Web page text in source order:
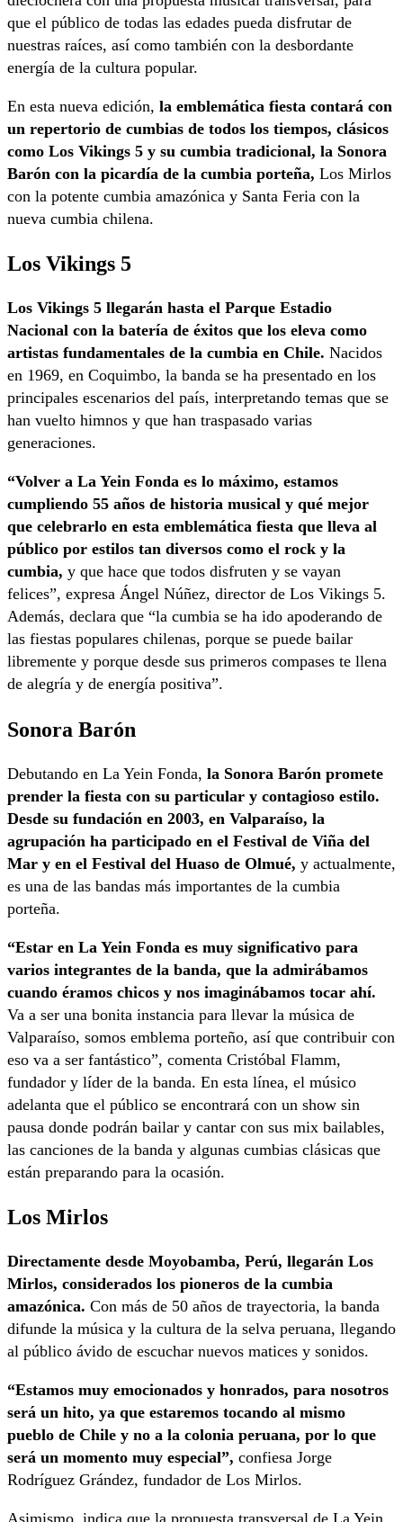
que el público de todas las edades pueda disfrutar de
nuestras raíces, así como también con la desbordante
energía de la cultura popular.
En esta nueva edición, la emblemática fiesta contará con
un repertorio de cumbias de todos los tiempos, clásicos
como Los Vikings 5 y su cumbia tradicional, la Sonora
Barón con la picardía de la cumbia porteña, Los Mirlos
con la potente cumbia amazónica y Santa Feria con la
nueva cumbia chilena.
Los Vikings 5
Los Vikings 5 llegarán hasta el Parque Estadio
Nacional con la batería de éxitos que los eleva como
artistas fundamentales de la cumbia en Chile. Nacidos
en 1969, en Coquimbo, la banda se ha presentado en los
principales escenarios del país, interpretando temas que se
han vuelto himnos y que han traspasado varias
generaciones.
“Volver a La Yein Fonda es lo máximo, estamos
cumpliendo 55 años de historia musical y qué mejor
que celebrarlo en esta emblemática fiesta que lleva al
público por estilos tan diversos como el rock y la
cumbia, y que hace que todos disfruten y se vayan
felices”, expresa Ángel Núñez, director de Los Vikings 5.
Además, declara que “la cumbia se ha ido apoderando de
las fiestas populares chilenas, porque se puede bailar
libremente y porque desde sus primeros compases te llena
de alegría y de energía positiva”.
Sonora Barón
Debutando en La Yein Fonda, la Sonora Barón promete
prender la fiesta con su particular y contagioso estilo.
Desde su fundación en 2003, en Valparaíso, la
agrupación ha participado en el Festival de Viña del
Mar y en el Festival del Huaso de Olmué, y actualmente,
es una de las bandas más importantes de la cumbia
porteña.
“Estar en La Yein Fonda es muy significativo para
varios integrantes de la banda, que la admirábamos
cuando éramos chicos y nos imaginábamos tocar ahí.
Va a ser una bonita instancia para llevar la música de
Valparaíso, somos emblema porteño, así que contribuir con
eso va a ser fantástico”, comenta Cristóbal Flamm,
fundador y líder de la banda. En esta línea, el músico
adelanta que el público se encontrará con un show sin
pausa donde podrán bailar y cantar con sus mix bailables,
las canciones de la banda y algunas cumbias clásicas que
están preparando para la ocasión.
Los Mirlos
Directamente desde Moyobamba, Perú, llegarán Los
Mirlos, considerados los pioneros de la cumbia
amazónica. Con más de 50 años de trayectoria, la banda
difunde la música y la cultura de la selva peruana, llegando
al público ávido de escuchar nuevos matices y sonidos.
“Estamos muy emocionados y honrados, para nosotros
será un hito, ya que estaremos tocando al mismo
pueblo de Chile y no a la colonia peruana, por lo que
será un momento muy especial”, confiesa Jorge
Rodríguez Grández, fundador de Los Mirlos.
Asimismo, indica que la propuesta transversal de La Yein